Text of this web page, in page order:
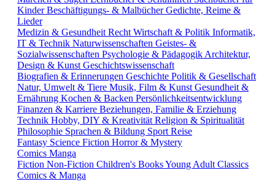
KinderBeschäftigungs- & MalbücherGedichte, Reime &
Lieder
Medizin & Gesundheit Recht Wirtschaft & Politik Informatik,
IT & Technik Naturwissenschaften Geistes- &
Sozialwissenschaften Psychologie & Pädagogik Architektur,
Design & Kunst Geschichtswissenschaft
Biografien & Erinnerungen Geschichte Politik & Gesellschaft
Natur, Umwelt & Tiere Musik, Film & Kunst Gesundheit &
Ernährung Kochen & Backen Persönlichkeitsentwicklung
Finanzen & Karriere Beziehungen, Familie & Erziehung
Technik Hobby, DIY & Kreativität Religion & Spiritualität
Philosophie Sprachen & Bildung Sport Reise
Fantasy Science Fiction Horror & Mystery
Comics Manga
Fiction Non-Fiction Children's BooksYoung Adult Classics
Comics & Manga